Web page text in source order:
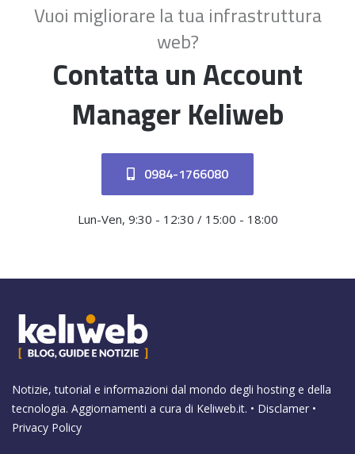
Vuoi migliorare la tua infrastruttura
web?
Contatta un Account
Manager Keliweb
0984-1766080
Lun-Ven, 9:30 - 12:30 / 15:00 - 18:00
Notizie, tutorial e informazioni dal mondo degli hosting e della
tecnologia. Aggiornamenti a cura di Keliweb.it. • Disclamer •
Privacy Policy